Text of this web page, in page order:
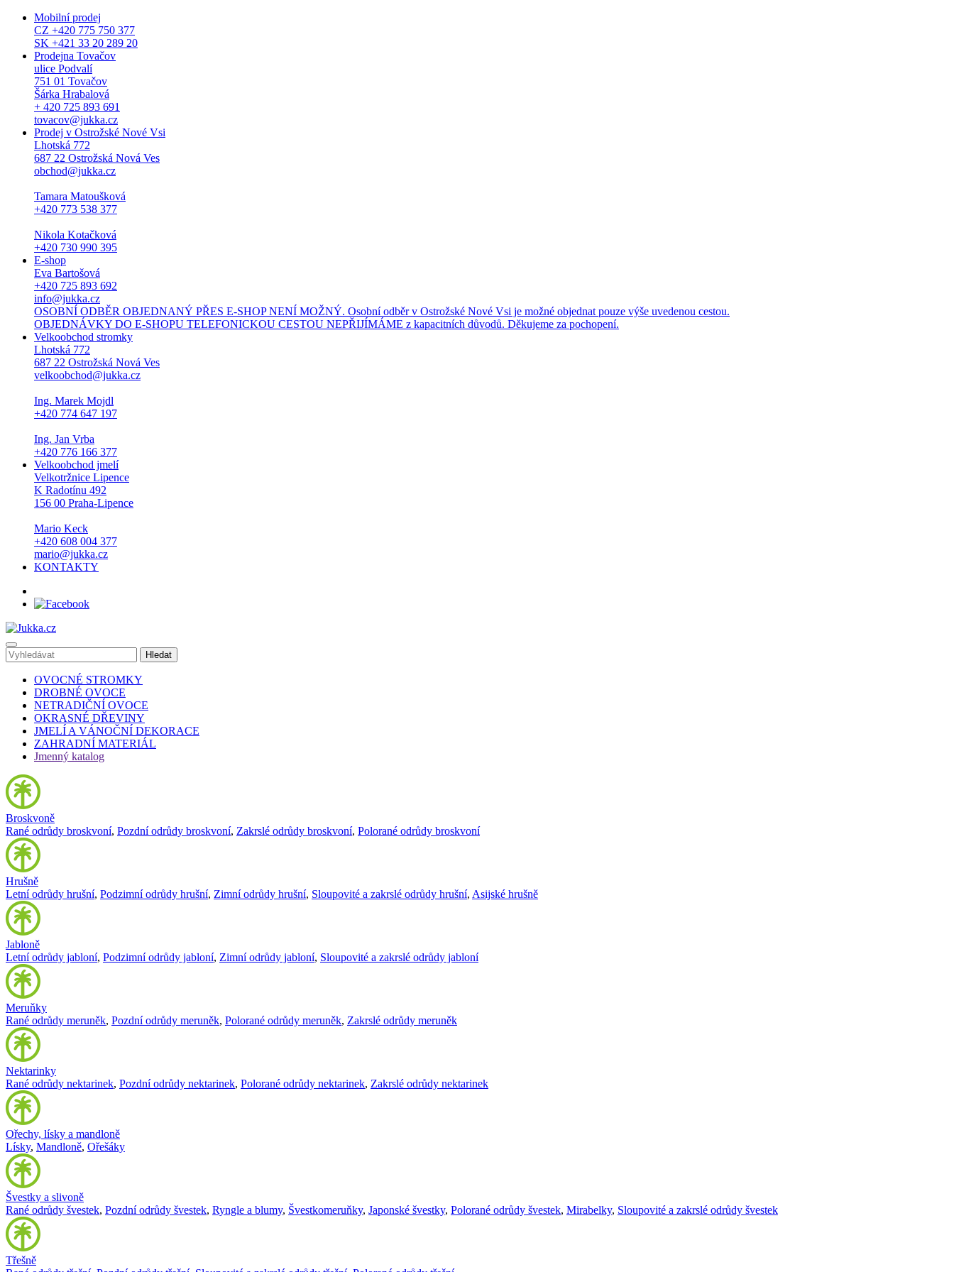
Mobilní prodej
CZ +420 775 750 377
SK +421 33 20 289 20
Prodejna Tovačov
ulice Podvalí
751 01 Tovačov
Šárka Hrabalová
+ 420 725 893 691
tovacov@jukka.cz
Prodej v Ostrožské Nové Vsi
Lhotská 772
687 22 Ostrožská Nová Ves
obchod@jukka.cz
Tamara Matoušková
+420 773 538 377
Nikola Kotačková
+420 730 990 395
E-shop
Eva Bartošová
+420 725 893 692
info@jukka.cz
OSOBNÍ ODBĚR OBJEDNANÝ PŘES E-SHOP NENÍ MOŽNÝ. Osobní odběr v Ostrožské Nové Vsi je možné objednat pouze výše uvedenou cestou.
OBJEDNÁVKY DO E-SHOPU TELEFONICKOU CESTOU NEPŘIJÍMÁME z kapacitních důvodů. Děkujeme za pochopení.
Velkoobchod stromky
Lhotská 772
687 22 Ostrožská Nová Ves
velkoobchod@jukka.cz
Ing. Marek Mojdl
+420 774 647 197
Ing. Jan Vrba
+420 776 166 377
Velkoobchod jmelí
Velkotržnice Lipence
K Radotínu 492
156 00 Praha-Lipence
Mario Keck
+420 608 004 377
mario@jukka.cz
KONTAKTY
OVOCNÉ STROMKY
DROBNÉ OVOCE
NETRADIČNÍ OVOCE
OKRASNÉ DŘEVINY
JMELÍ A VÁNOČNÍ DEKORACE
ZAHRADNÍ MATERIÁL
Jmenný katalog
Broskvoně
Rané odrůdy broskvoní, Pozdní odrůdy broskvoní, Zakrslé odrůdy broskvoní, Polorané odrůdy broskvoní
Hrušně
Letní odrůdy hrušní, Podzimní odrůdy hrušní, Zimní odrůdy hrušní, Sloupovité a zakrslé odrůdy hrušní, Asijské hrušně
Jabloně
Letní odrůdy jabloní, Podzimní odrůdy jabloní, Zimní odrůdy jabloní, Sloupovité a zakrslé odrůdy jabloní
Meruňky
Rané odrůdy meruněk, Pozdní odrůdy meruněk, Polorané odrůdy meruněk, Zakrslé odrůdy meruněk
Nektarinky
Rané odrůdy nektarinek, Pozdní odrůdy nektarinek, Polorané odrůdy nektarinek, Zakrslé odrůdy nektarinek
Ořechy, lísky a mandloně
Lísky, Mandloně, Ořešáky
Švestky a slivoně
Rané odrůdy švestek, Pozdní odrůdy švestek, Ryngle a blumy, Švestkomeruňky, Japonské švestky, Polorané odrůdy švestek, Mirabelky, Sloupovité a zakrslé odrůdy švestek
Třešně